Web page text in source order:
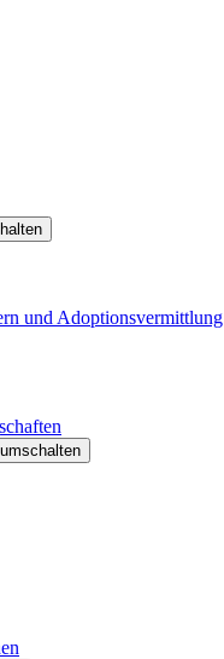
und Adoptionsvermittlung